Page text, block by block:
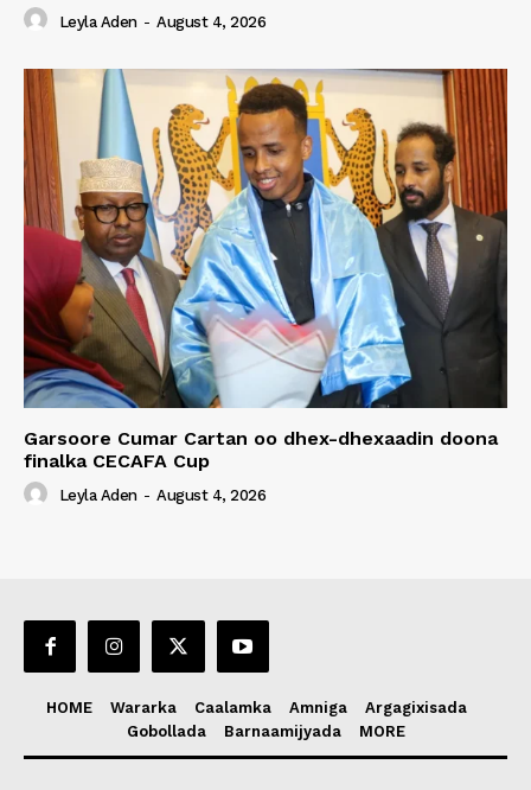
Leyla Aden - August 4, 2026
Garsoore Cumar Cartan oo dhex-dhexaadin doona
finalka CECAFA Cup
Leyla Aden - August 4, 2026
HOME Wararka Caalamka Amniga
Argagixisada
Gobollada
Barnaamijyada MORE